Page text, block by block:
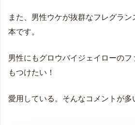
また、男性ウケが抜群なフレグラ
本です。
男性にもグロウバイジェイローの
もつけたい！
愛用している。そんなコメントが多